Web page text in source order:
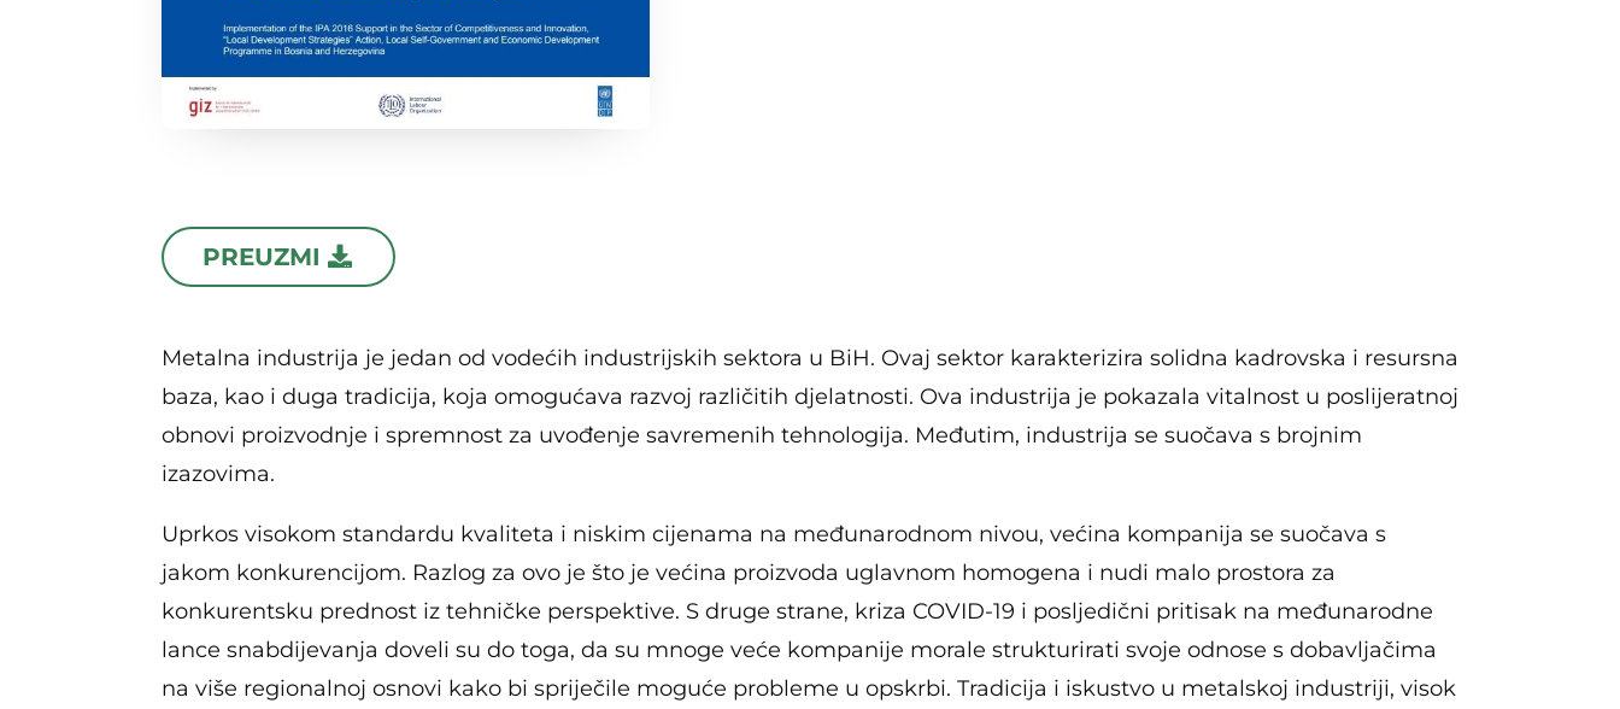
PREUZMI
Metalna industrija je jedan od vodećih industrijskih sektora u BiH. Ovaj sektor karakterizira solidna kadrovska i resursna
baza, kao i duga tradicija, koja omogućava razvoj različitih djelatnosti. Ova industrija je pokazala vitalnost u poslijeratnoj
obnovi proizvodnje i spremnost za uvođenje savremenih tehnologija. Međutim, industrija se suočava s brojnim
izazovima.
Uprkos visokom standardu kvaliteta i niskim cijenama na međunarodnom nivou, većina kompanija se suočava s
jakom konkurencijom. Razlog za ovo je što je većina proizvoda uglavnom homogena i nudi malo prostora za
konkurentsku prednost iz tehničke perspektive. S druge strane, kriza COVID-19 i posljedični pritisak na međunarodne
lance snabdijevanja doveli su do toga, da su mnoge veće kompanije morale strukturirati svoje odnose s dobavljačima
na više regionalnoj osnovi kako bi spriječile moguće probleme u opskrbi. Tradicija i iskustvo u metalskoj industriji, visok